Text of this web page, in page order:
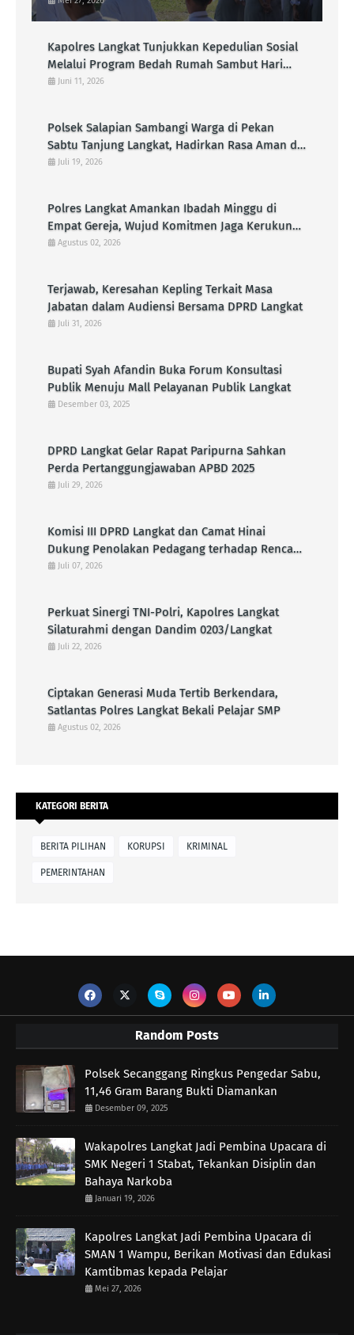
Kapolres Langkat Tunjukkan Kepedulian Sosial
Melalui Program Bedah Rumah Sambut Hari
Bhayangkara Ke-80
Juni 11, 2026
Polsek Salapian Sambangi Warga di Pekan
Sabtu Tanjung Langkat, Hadirkan Rasa Aman di
Tengah Aktivitas Masyarakat
Juli 19, 2026
Polres Langkat Amankan Ibadah Minggu di
Empat Gereja, Wujud Komitmen Jaga Kerukunan
Umat Beragama
Agustus 02, 2026
Terjawab, Keresahan Kepling Terkait Masa
Jabatan dalam Audiensi Bersama DPRD Langkat
Juli 31, 2026
Bupati Syah Afandin Buka Forum Konsultasi
Publik Menuju Mall Pelayanan Publik Langkat
Desember 03, 2025
DPRD Langkat Gelar Rapat Paripurna Sahkan
Perda Pertanggungjawaban APBD 2025
Juli 29, 2026
Komisi III DPRD Langkat dan Camat Hinai
Dukung Penolakan Pedagang terhadap Rencana
Pembangunan KDMP di Pasar Senin
Juli 07, 2026
Perkuat Sinergi TNI-Polri, Kapolres Langkat
Silaturahmi dengan Dandim 0203/Langkat
Juli 22, 2026
Ciptakan Generasi Muda Tertib Berkendara,
Satlantas Polres Langkat Bekali Pelajar SMP
Agustus 02, 2026
KATEGORI BERITA
BERITA PILIHAN KORUPSI KRIMINAL
PEMERINTAHAN
Random Posts
Polsek Secanggang Ringkus Pengedar Sabu,
11,46 Gram Barang Bukti Diamankan
Desember 09, 2025
Wakapolres Langkat Jadi Pembina Upacara di
SMK Negeri 1 Stabat, Tekankan Disiplin dan
Bahaya Narkoba
Januari 19, 2026
Kapolres Langkat Jadi Pembina Upacara di
SMAN 1 Wampu, Berikan Motivasi dan Edukasi
Kamtibmas kepada Pelajar
Mei 27, 2026